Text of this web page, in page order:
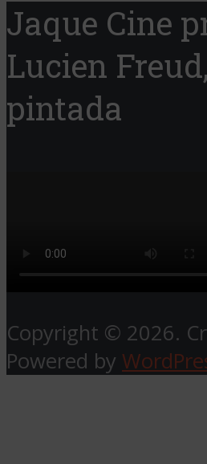
Jaque Cine
Lucien
pintada
Copyright © 2026.
Powered by